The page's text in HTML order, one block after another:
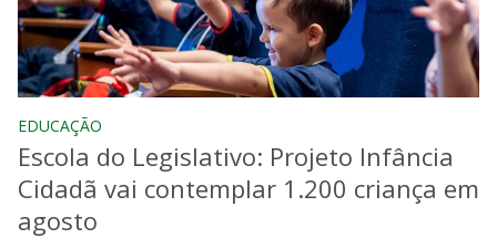
EDUCAÇÃO
Escola do Legislativo: Projeto Infância
Cidadã vai contemplar 1.200 criança em
agosto